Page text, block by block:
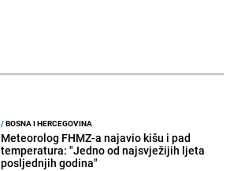
/BOSNA I HERCEGOVINA
Meteorolog FHMZ-a najavio kišu i pad
temperatura: "Jedno od najsvježijih ljeta
posljednjih godina"